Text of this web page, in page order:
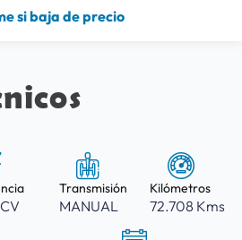
si baja de precio
Transmisión
MANUAL
Kilómetros
72.708 Kms